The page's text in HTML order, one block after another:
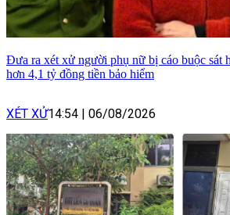
Đưa ra xét xử người phụ nữ bị cáo buộc sát
hơn 4,1 tỷ đồng tiền bảo hiểm
XÉT XỬ14:54 06/08/2026